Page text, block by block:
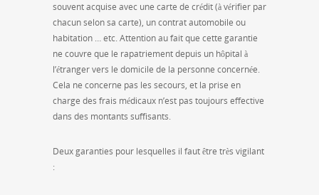
souvent acquise avec une carte de crédit (à vérifier par
chacun selon sa carte), un contrat automobile ou
habitation … etc. Attention au fait que cette garantie
ne couvre que le rapatriement depuis un hôpital à
l’étranger vers le domicile de la personne concernée.
Cela ne concerne pas les secours, et la prise en
charge des frais médicaux n’est pas toujours effective
dans des montants suffisants.
Deux garanties pour lesquelles il faut être très vigilant
: